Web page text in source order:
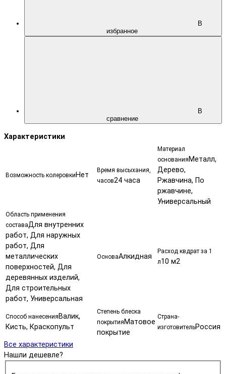
В
избранное
В
сравнение
Характеристики
Возможность колеровки Нет
Время высыхания,
часов24 часа
Материал
основания Металл,
Дерево,
Ржавчина, По
ржавчине,
Универсальный
Область применения
составаДля внутренних
работ, Для наружных
работ, Для
металлических
поверхностей, Для
деревянных изделий,
Для строительных
работ, Универсальная
ОсноваАлкидная
Расход квдрат за 1
л10 м2
Способ нанесения Валик,
Кисть, Краскопульт
Степень блеска
покрытия Матовое
покрытие
Страна-
изготовительРоссия
Все характеристики
Нашли дешевле?